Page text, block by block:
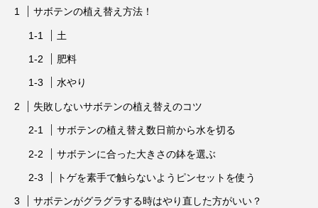
サボテンの植え替え方法！
土
肥料
水やり
失敗しないサボテンの植え替えのコツ
サボテンの植え替え数日前から水を切る
サボテンに合った大きさの鉢を選ぶ
トゲを素手で触らないようピンセットを使う
サボテンがグラグラする時はやり直した方がいい？